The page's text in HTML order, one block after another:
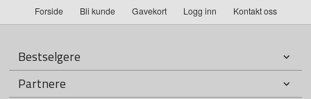
Forside Bli kunde Gavekort Logg inn Kontakt oss
Bestselgere
Partnere